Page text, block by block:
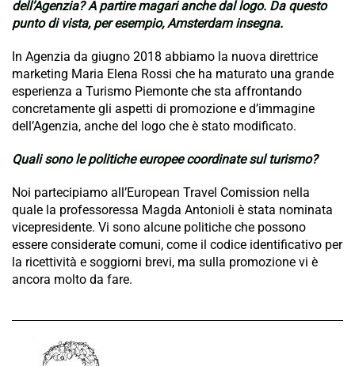
dell’Agenzia? A partire magari anche dal logo. Da questo
punto di vista, per esempio, Amsterdam insegna.
In Agenzia da giugno 2018 abbiamo la nuova direttrice
marketing Maria Elena Rossi che ha maturato una grande
esperienza a Turismo Piemonte che sta affrontando
concretamente gli aspetti di promozione e d’immagine
dell’Agenzia, anche del logo che è stato modificato.
Quali sono le politiche europee coordinate sul turismo?
Noi partecipiamo all’European Travel Comission nella
quale la professoressa Magda Antonioli è stata nominata
vicepresidente. Vi sono alcune politiche che possono
essere considerate comuni, come il codice identificativo per
la ricettività e soggiorni brevi, ma sulla promozione vi è
ancora molto da fare.